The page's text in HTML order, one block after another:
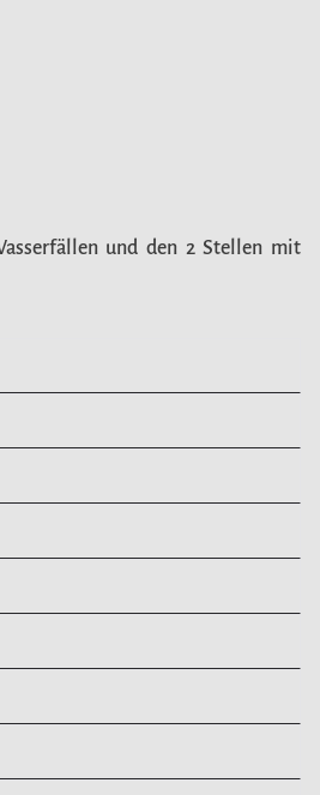
und den 2 Stellen mit